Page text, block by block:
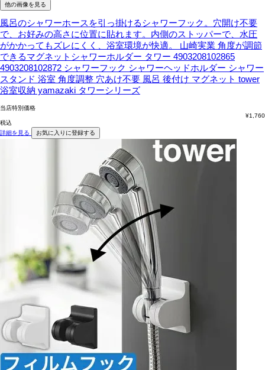
他の画像を見る
風呂のシャワーホースを引っ掛けるシャワーフック。穴開け不要
で、お好みの高さに位置に貼れます。内側のストッパーで、水圧
がかかってもズレにくく、浴室環境が快適。
山崎実業 角度が調節
できるマグネットシャワーホルダー タワー 4903208102865
4903208102872 シャワーフック シャワーヘッドホルダー シャワー
スタンド 浴室 角度調整 穴あけ不要 風呂 後付け マグネット tower
浴室収納 yamazaki タワーシリーズ
当店特別価格
¥1,760
税込
詳細を見る
お気に入りに登録する